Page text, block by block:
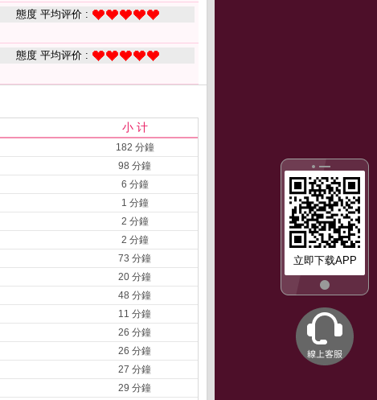
立即下载APP
態度 平均评价 :
態度 平均评价 :
小 计
182 分鐘
98 分鐘
6 分鐘
1 分鐘
2 分鐘
2 分鐘
73 分鐘
20 分鐘
48 分鐘
11 分鐘
26 分鐘
26 分鐘
27 分鐘
29 分鐘